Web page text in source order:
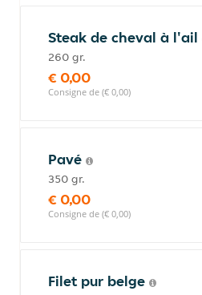
Steak de cheval à l'ail
260 gr.
€ 0,00
Consigne de (€ 0,00)
Pavé
350 gr.
€ 0,00
Consigne de (€ 0,00)
Filet pur belge